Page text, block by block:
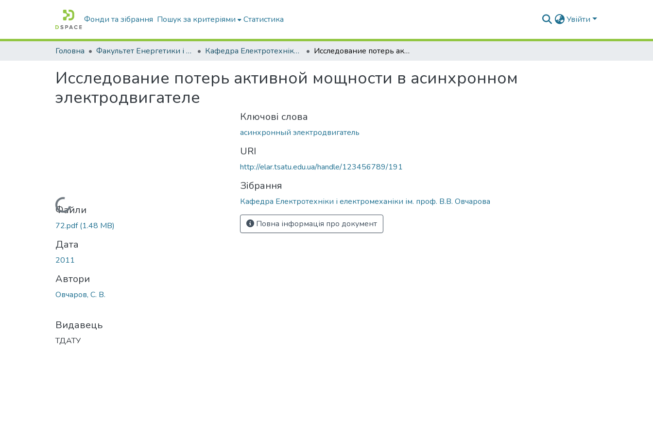
Фонди та зібрання Пошук за критеріями Статистика Увійти
Головна Факультет Енергетики і комп'ютерних технологій Кафедра Електротехніки і електромеханіки ім. проф. В.В. Овчарова Исследование потерь активной мощности в асинхронном электродвигателе
Исследование потерь активной мощности в асинхронном
электродвигателе
Вантажиться...
Файли
72.pdf(1.48 MB)
Дата
2011
Автори
Овчаров, С. В.
Видавець
ТДАТУ
Ключові слова
асинхронный электродвигатель
URI
http://elar.tsatu.edu.ua/handle/123456789/191
Зібрання
Кафедра Електротехніки і електромеханіки ім. проф. В.В. Овчарова
Повна інформація про документ